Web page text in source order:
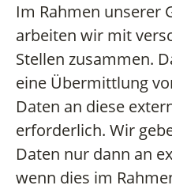
Im Rahmen unserer
arbeiten wir mit
Stellen zusammen.
eine Übermittlung
Daten an diese
erforderlich. Wir
Daten nur dann an
wenn dies im